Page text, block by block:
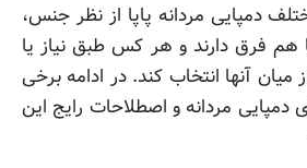
دمپایی مردانه پاپا از نظر جنس،
فرق دارند و هر کس طبق نیاز یا
میان آنها انتخاب کند. در ادامه برخی
دمپایی مردانه و اصطلاحات رایج این